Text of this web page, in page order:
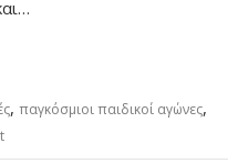
,παγκόσμιοι παιδικοί αγώνες,